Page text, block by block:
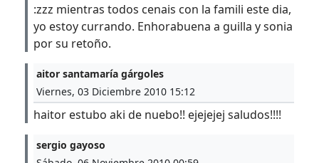
:zzz mientras todos cenais con la famili este dia,
yo estoy currando. Enhorabuena a guilla y sonia
por su retoño.
aitor santamaría gárgoles
Viernes, 03 Diciembre 2010 15:12
haitor estubo aki de nuebo!! ejejejej saludos!!!!
sergio gayoso